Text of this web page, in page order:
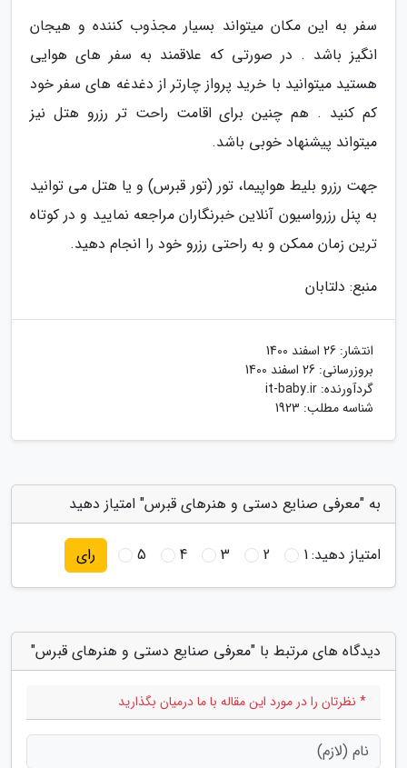
سفر به این مکان میتواند بسیار مجذوب کننده و هیجان
انگیز باشد . در صورتی که علاقمند به سفر های هوایی
هستید میتوانید با خرید پرواز چارتر از دغدغه های سفر خود
کم کنید . هم چنین برای اقامت راحت تر رزرو هتل نیز
میتواند پیشنهاد خوبی باشد.
جهت رزرو بلیط هواپیما، تور (تور قبرس) و یا هتل می توانید
به پنل رزرواسیون آنلاین خبرنگاران مراجعه نمایید و در کوتاه
ترین زمان ممکن و به راحتی رزرو خود را انجام دهید.
منبع: دلتابان
انتشار: 26 اسفند 1400
بروزرسانی: 26 اسفند 1400
گردآورنده: it-baby.ir
شناسه مطلب: 1923
به "معرفی صنایع دستی و هنرهای قبرس" امتیاز دهید
امتیاز دهید:1
2
3
4
5 رای
دیدگاه های مرتبط با "معرفی صنایع دستی و هنرهای قبرس"
* نظرتان را در مورد این مقاله با ما درمیان بگذارید